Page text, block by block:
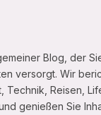
Blog, der
versorgt. Wir
Technik, Reisen,
genießen Sie